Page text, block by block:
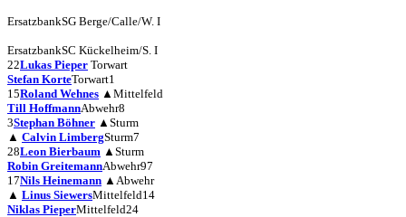
ErsatzbankSG Berge/Calle/W. I
ErsatzbankSC Kückelheim/S. I
22Lukas Pieper Torwart
Stefan KorteTorwart1
15Roland Wehnes ▲ Mittelfeld
Till HoffmannAbwehr8
3Stephan Böhner ▲ Sturm
▲ Calvin LimbergSturm7
28Leon Bierbaum ▲ Sturm
Robin GreitemannAbwehr97
17Nils Heinemann ▲ Abwehr
▲ Linus SiewersMittelfeld14
Niklas PieperMittelfeld24